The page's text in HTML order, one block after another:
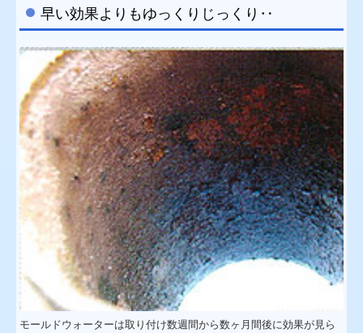
早い効果よりもゆっくりじっくり‥
モールドウォーターは取り付け数週間から数ヶ月間後に効果が見ら